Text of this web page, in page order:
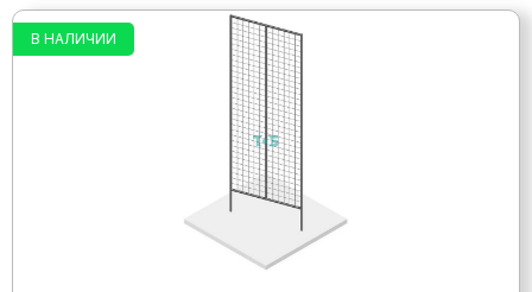
В НАЛИЧИИ